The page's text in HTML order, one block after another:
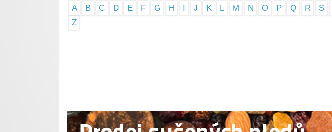
A B C D E F G H I J K L M N O P Q R S
Z